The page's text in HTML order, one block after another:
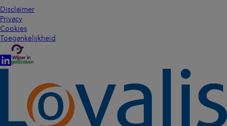
Disclaimer
Privacy
Cookies
Toegankelijkheid